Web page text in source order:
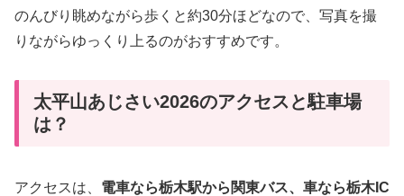
のんびり眺めながら歩くと約30分ほどなので、写真を撮
りながらゆっくり上るのがおすすめです。
太平山あじさい2026のアクセスと駐車場
は？
アクセスは、 電車なら栃木駅から関東バス、車なら栃木IC